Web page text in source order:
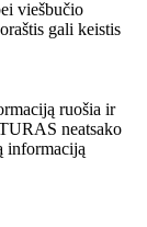
viešbučio
gali keistis
ruošia ir
neatsako
informaciją